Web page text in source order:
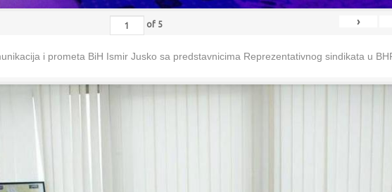
of 5 ›
i prometa BiH Ismir Jusko sa predstavnicima Reprezentativnog sindikata u